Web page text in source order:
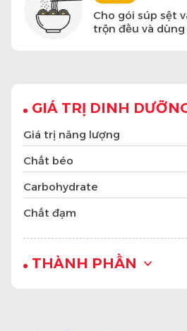
Cho gói súp sệt
trộn đều và
GIÁ TRỊ DINH
Giá trị năng lượng
Chất béo
Carbohydrate
Chất đạm
THÀNH PHẦN